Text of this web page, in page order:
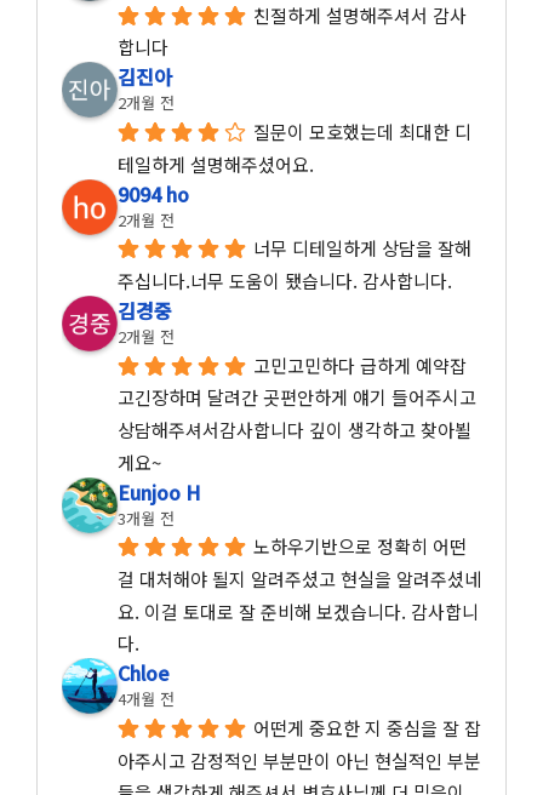
친절하게 설명해주셔서 감사
합니다
김진아
2개월 전
질문이 모호했는데 최대한 디
테일하게 설명해주셨어요.
9094 ho
2개월 전
너무 디테일하게 상담을 잘해
주십니다.너무 도움이 됐습니다. 감사합니다.
김경중
2개월 전
고민고민하다 급하게 예약잡
고긴장하며 달려간 곳편안하게 얘기 들어주시고
상담해주셔서감사합니다 깊이 생각하고 찾아뵐
게요~
Eunjoo H
3개월 전
노하우기반으로 정확히 어떤
걸 대처해야 될지 알려주셨고 현실을 알려주셨네
요. 이걸 토대로 잘 준비해 보겠습니다. 감사합니
다.
Chloe
4개월 전
어떤게 중요한 지 중심을 잘 잡
아주시고 감정적인 부분만이 아닌 현실적인 부분